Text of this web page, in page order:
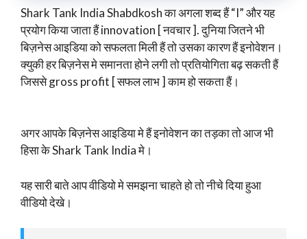
Shark Tank India Shabdkosh का अगला शब्द हैं “I” और यह
प्रयोग किया जाता हैं innovation [ नवचार ]. दुनिया जितने भी
बिज़नेस आइडिया को सफलता मिली हैं तो उसका कारण हैं इनोवेशन।
क्युकी हर बिज़नेस मे समानता होने लगी तो प्रतियोगिता बढ़ सकती हैं
जिससे gross profit [ सफल लाभ ] काम हो सकता हैं।
अगर आपके बिज़नेस आइडिया मे हैं इनोवेशन का तड़का तो आज भी
हिसा के Shark Tank India मे।
यह सारी बाते आप वीडियो मे समझना चाहते हो तो नीचे दिया हुआ
वीडियो देखे।